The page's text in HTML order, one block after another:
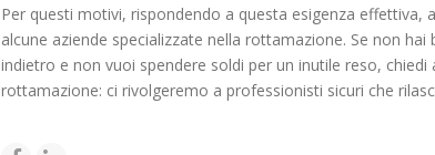
Per questi motivi, rispondendo a questa esigenza effettiva,
alcune aziende specializzate nella rottamazione. Se non hai
indietro e non vuoi spendere soldi per un inutile reso, chiedi
rottamazione: ci rivolgeremo a professionisti sicuri che